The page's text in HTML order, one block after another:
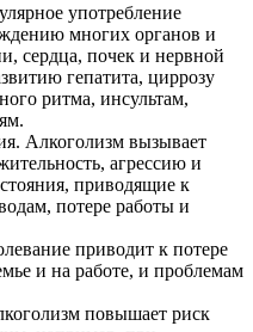
употребление
многих органов и
сердца, почек и нервной
гепатита, циррозу
ритма, инсультам,
Алкоголизм вызывает
агрессию и
приводящие к
потере работы и
приводит к потере
и на работе, и проблемам
повышает риск